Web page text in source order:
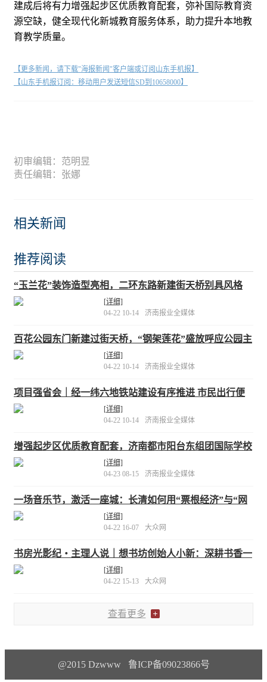
建成后将有力增强起步区优质教育配套，弥补国际教育资
源空缺，健全现代化新城教育服务体系，助力提升本地教
育教学质量。
【更多新闻，请下载"海报新闻"客户端或订阅山东手机报】
【山东手机报订阅：移动用户发送短信SD到10658000】
初审编辑：范明昱
责任编辑：张娜
相关新闻
推荐阅读
“玉兰花”装饰造型亮相，二环东路新建街天桥别具风格
[详细]
04-22 10-14
济南报业全媒体
百花公园东门新建过街天桥，“钢架莲花”盛放呼应公园主
题
[详细]
04-22 10-14
济南报业全媒体
项目强省会｜经一纬六地铁站建设有序推进 市民出行便
利可期
[详细]
04-22 10-14
济南报业全媒体
增强起步区优质教育配套，济南都市阳台东组团国际学校
加速“冲刺”
[详细]
04-23 08-15
济南报业全媒体
一场音乐节，激活一座城：长清如何用“票根经济”与“网
络视听”破圈？
[详细]
04-22 16-07
大众网
书房光影纪・主理人说｜想书坊创始人小新：深耕书香一
隅，筑就城市精神故乡[详细]
04-22 15-13
大众网
查看更多
@2015 Dzwww 鲁ICP备09023866号